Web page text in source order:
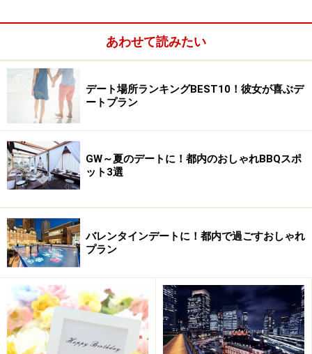
本堂の奥には広く美しい竹林が！
れ、境内には美しい石庭の参道が続きます。足を進める
と本堂があるので、まずはこちらで参拝を。本堂の右手
らも。辺りを見回せば、随所に由緒が感じられます。
あわせて読みたい
デート場所ランキングBEST10！彼女が喜ぶデ
ートプラン
GW～夏のデートに！都内のおしゃれBBQスポ
ット3選
バレンタインデートに！都内で過ごすおしゃれ
プラン